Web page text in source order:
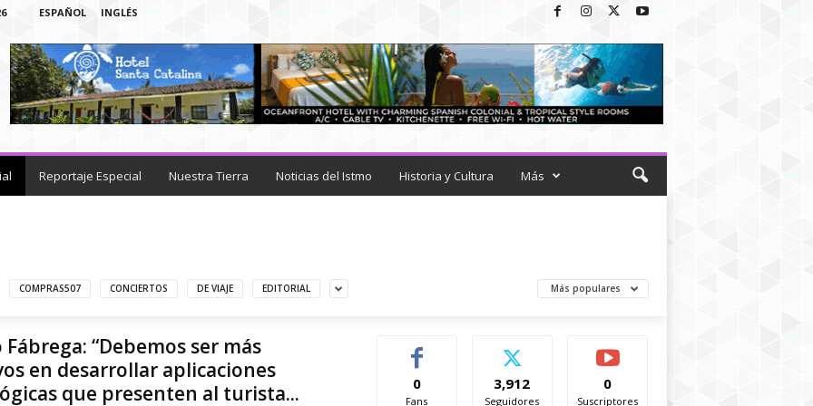
ESPAÑOL INGLÉS
Reportaje Especial Nuestra Tierra Noticias del Istmo Historia y Cultura Más
COMPRAS507 CONCIERTOS DE VIAJE EDITORIAL Más populares
“Debemos ser más
en desarrollar aplicaciones
que presenten al turista...
0
Fans
3,912
Seguidores
0
Suscriptores